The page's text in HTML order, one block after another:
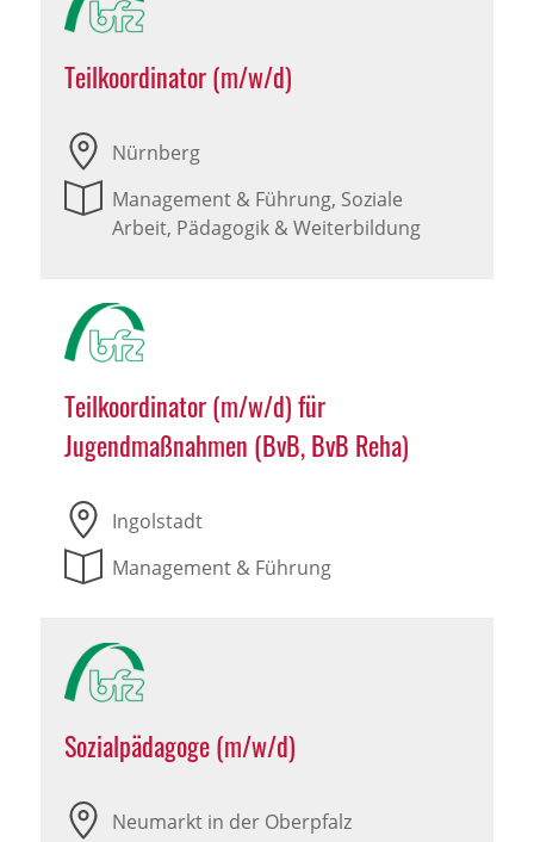
Teilkoordinator (m/w/d)
Nürnberg
Management & Führung, Soziale
Arbeit, Pädagogik & Weiterbildung
Teilkoordinator (m/w/d) für
Jugendmaßnahmen (BvB, BvB Reha)
Ingolstadt
Management & Führung
Sozialpädagoge (m/w/d)
Neumarkt in der Oberpfalz